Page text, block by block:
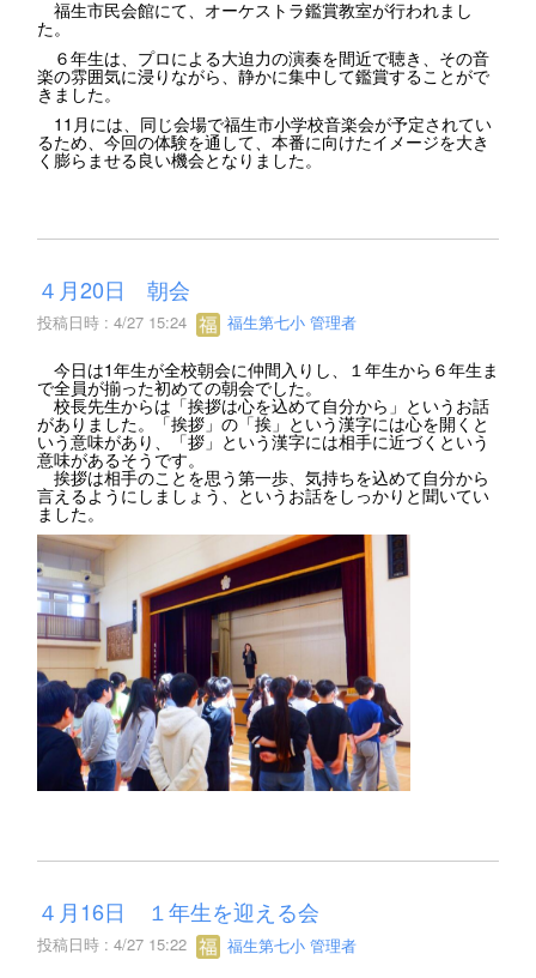
福生市民会館にて、オーケストラ鑑賞教室が行われまし
た。
６年生は、プロによる大迫力の演奏を間近で聴き、その音
楽の雰囲気に浸りながら、静かに集中して鑑賞することがで
きました。
11月には、同じ会場で福生市小学校音楽会が予定されてい
るため、今回の体験を通して、本番に向けたイメージを大き
く膨らませる良い機会となりました。
４月20日 朝会
投稿日時 : 4/27 15:24 福生第七小 管理者
今日は1年生が全校朝会に仲間入りし、１年生から６年生ま
で全員が揃った初めての朝会でした。
校長先生からは「挨拶は心を込めて自分から」というお話
がありました。「挨拶」の「挨」という漢字には心を開くと
いう意味があり、「拶」という漢字には相手に近づくという
意味があるそうです。
挨拶は相手のことを思う第一歩、気持ちを込めて自分から
言えるようにしましょう、というお話をしっかりと聞いてい
ました。
４月16日 １年生を迎える会
投稿日時 : 4/27 15:22 福生第七小 管理者